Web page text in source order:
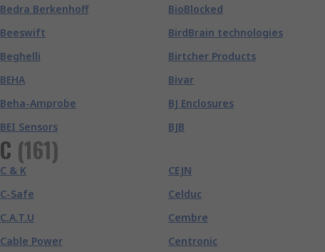
Bedra Berkenhoff
Beeswift
Beghelli
BEHA
Beha-Amprobe
BEI Sensors
BioBlocked
BirdBrain technologies
Birtcher Products
Bivar
BJ Enclosures
BJB
C (161)
C & K
C-Safe
C.A.T.U
Cable Power
CEJN
Celduc
Cembre
Centronic